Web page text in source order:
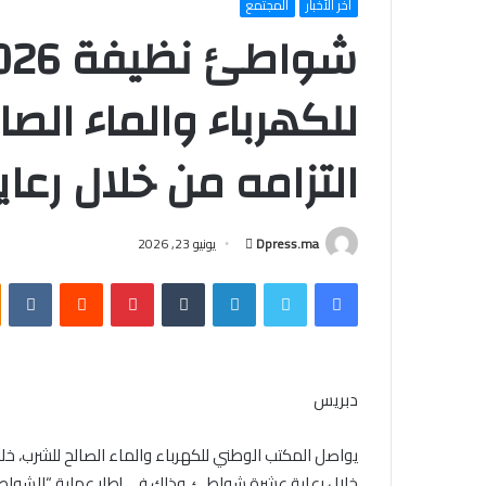
أخر الأخبار المجتمع
للكهرباء والماء
التزامه من خلال رعاية 10
Dpress.ma
أرسل
إلكترونيا
يونيو 23, 2026
فيسبوكتويتر لينكدإن بينتيريست
دبريس